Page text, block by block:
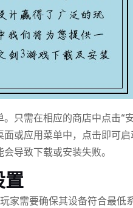
只需在相应的商店中点击“
或应用菜单中，点击即可
导致下载或安装失败。
置
家需要确保其设备符合最低